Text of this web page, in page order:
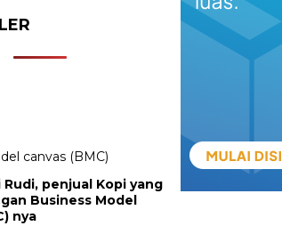
Rudi, penjual Kopi yang
Business Model
nya